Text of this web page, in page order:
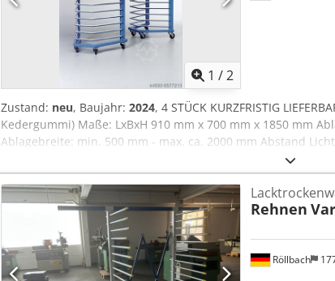
1 /2
Zustand: neu, Baujahr: 2024, 4 STÜCK KURZFRISTIG
Kedergummi) Maße: LxBxH 910 mm x 700 mm x 1850 mm
Ablagebreite: min. 500 mm - max. ca. 2000 mm Abstand
Tragkraft. max.ca. 600 kg gleichmäßig verteilt Tragkraft/
Röllbach
Rehnen